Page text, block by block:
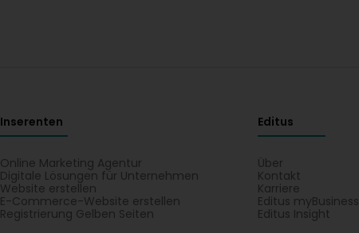
Inserenten
Online Marketing Agentur
Digitale Lösungen für Unternehmen
Website erstellen
E-Commerce-Website erstellen
Registrierung Gelben Seiten
Editus
Über
Kontakt
Karriere
Editus myBusiness
Editus Insight